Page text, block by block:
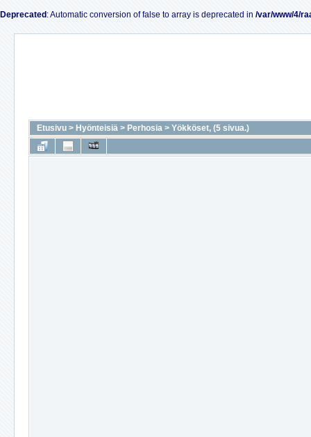
Deprecated : Automatic conversion of false to array is deprecated in /var/www/4/
Etusivu > Hyönteisiä > Perhosia > Yökköset, (5 sivua.)